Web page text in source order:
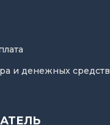
и денежных средств